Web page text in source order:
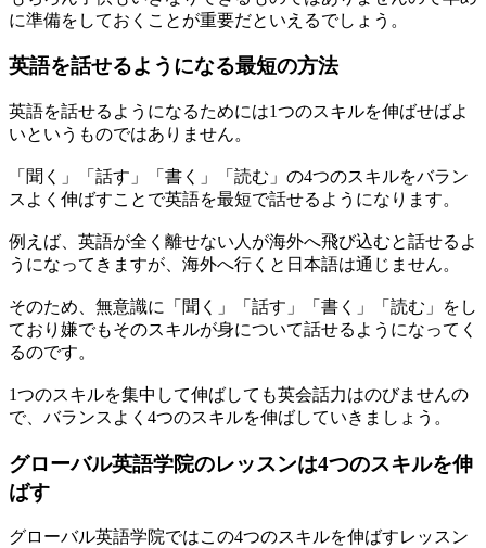
に準備をしておくことが重要だといえるでしょう。
英語を話せるようになる最短の方法
英語を話せるようになるためには1つのスキルを伸ばせばよ
いというものではありません。
「聞く」「話す」「書く」「読む」の4つのスキルをバラン
スよく伸ばすことで英語を最短で話せるようになります。
例えば、英語が全く離せない人が海外へ飛び込むと話せるよ
うになってきますが、海外へ行くと日本語は通じません。
そのため、無意識に「聞く」「話す」「書く」「読む」をし
ており嫌でもそのスキルが身について話せるようになってく
るのです。
1つのスキルを集中して伸ばしても英会話力はのびませんの
で、バランスよく4つのスキルを伸ばしていきましょう。
グローバル英語学院のレッスンは4つのスキルを伸
ばす
グローバル英語学院ではこの4つのスキルを伸ばすレッスン